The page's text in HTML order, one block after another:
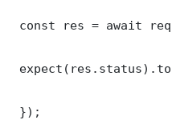
const res = await
});